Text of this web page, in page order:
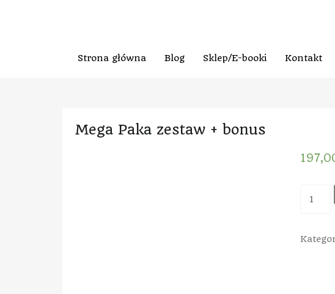
Strona główna Blog Sklep/E-booki Kontakt
Mega Paka zestaw + bonus